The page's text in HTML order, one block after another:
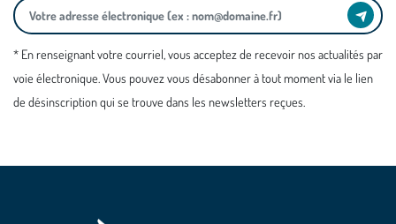
* En renseignant votre courriel, vous acceptez de recevoir nos actualités par
voie électronique. Vous pouvez vous désabonner à tout moment via le lien
de désinscription qui se trouve dans les newsletters reçues.